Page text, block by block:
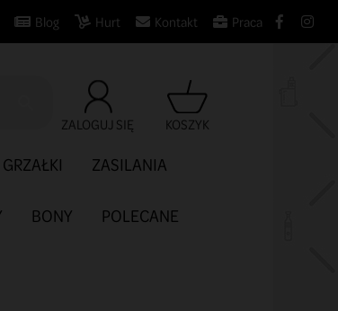
Blog Hurt Kontakt Praca
ZALOGUJ SIĘ KOSZYK
GRZAŁKI ZASILANIA
BONY POLECANE